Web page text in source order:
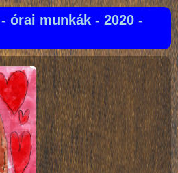
órai munkák - 2020 -